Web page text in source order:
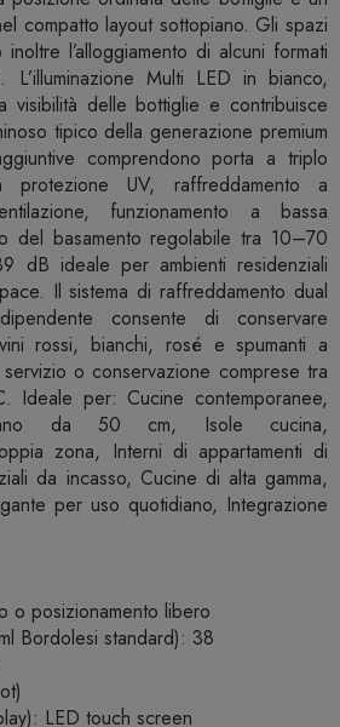
compatto layout sottopiano. Gli spazi
l’alloggiamento di alcuni formati
Multi LED in bianco,
visibilità delle bottiglie e contribuisce
tipico della generazione premium
comprendono porta a triplo
protezione UV, raffreddamento a
funzionamento a bassa
del basamento regolabile tra 10–70
dB ideale per ambienti residenziali
Il sistema di raffreddamento dual
consente di conservare
rossi, bianchi, rosé e spumanti a
o conservazione comprese tra
per: Cucine contemporanee,
da 50 cm, Isole cucina,
zona, Interni di appartamenti di
da incasso, Cucine di alta gamma,
per uso quotidiano, Integrazione
o posizionamento libero
Bordolesi standard): 38
LED touch screen